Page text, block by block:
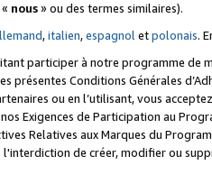
nous» ou des termes similaires).
,italien,espagnoletpolonais.
participer à notre programme de
présentes Conditions Générales
ou en l’utilisant, vous
Exigences de Participation au
Relatives aux Marques du
de créer, modifier ou